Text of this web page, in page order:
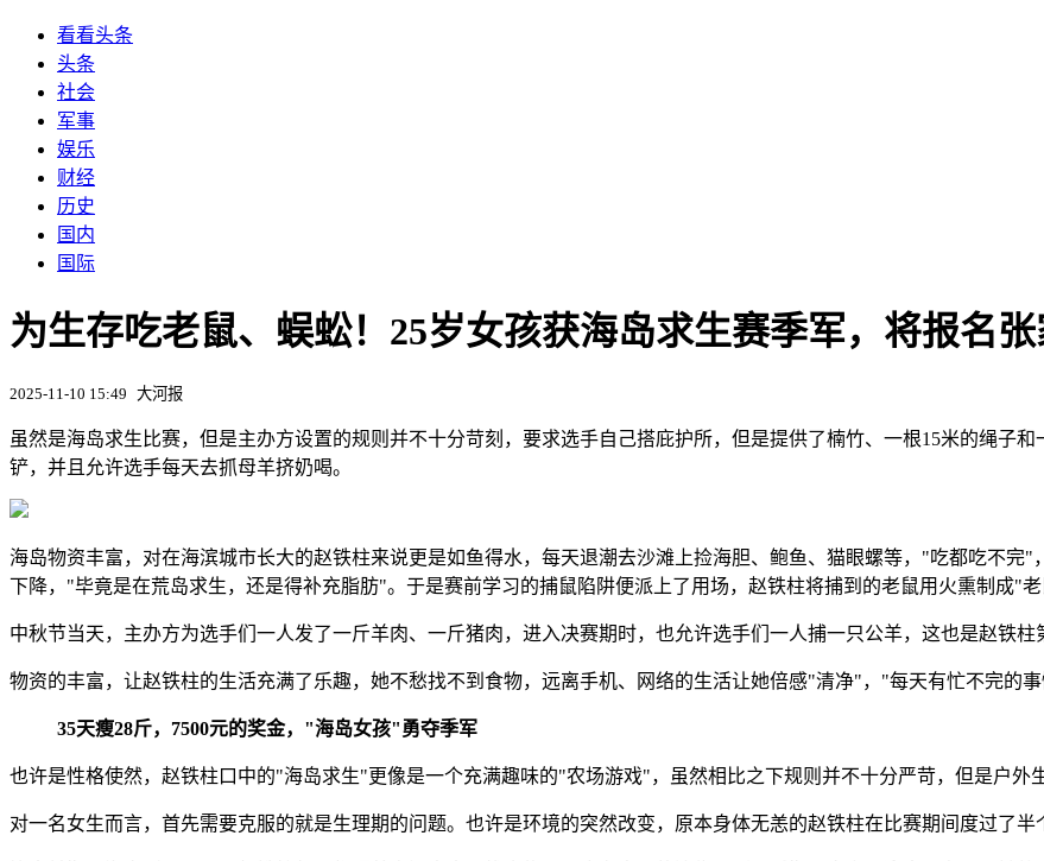
看看头条
头条
社会
军事
娱乐
财经
历史
国内
国际
为生存吃老鼠、蜈蚣！25岁女孩获海岛求生赛季军，将报名
2025-11-10 15:49 大河报
虽然是海岛求生比赛，但是主办方设置的规则并不十分苛刻，要求选手自己搭庇护所，但是提供了楠竹、一根15米的绳子
铲，并且允许选手每天去抓母羊挤奶喝。
海岛物资丰富，对在海滨城市长大的赵铁柱来说更是如鱼得水，每天退潮去沙滩上捡海胆、鲍鱼、猫眼螺等，"吃都吃不完
下降，"毕竟是在荒岛求生，还是得补充脂肪"。于是赛前学习的捕鼠陷阱便派上了用场，赵铁柱将捕到的老鼠用火熏制成"
中秋节当天，主办方为选手们一人发了一斤羊肉、一斤猪肉，进入决赛期时，也允许选手们一人捕一只公羊，这也是赵铁柱
物资的丰富，让赵铁柱的生活充满了乐趣，她不愁找不到食物，远离手机、网络的生活让她倍感"清净"，"每天有忙不完的
35天瘦28斤，7500元的奖金，"海岛女孩"勇夺季军
也许是性格使然，赵铁柱口中的"海岛求生"更像是一个充满趣味的"农场游戏"，虽然相比之下规则并不十分严苛，但是户外
对一名女生而言，首先需要克服的就是生理期的问题。也许是环境的突然改变，原本身体无恙的赵铁柱在比赛期间度过了半